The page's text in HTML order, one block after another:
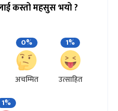
कस्तो महसुस भयो ?
0%
अचम्मित
1%
उत्साहित
1%